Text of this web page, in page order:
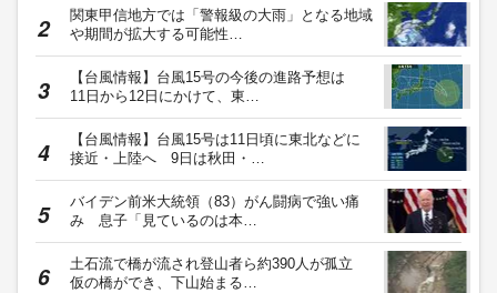
関東甲信地方では「警報級の大雨」となる地域
や期間が拡大する可能性…
【台風情報】台風15号の今後の進路予想は
11日から12日にかけて、東…
【台風情報】台風15号は11日頃に東北などに
接近・上陸へ 9日は秋田・…
バイデン前米大統領（83）がん闘病で強い痛
み 息子「見ているのは本…
土石流で橋が流され登山者ら約390人が孤立
仮の橋ができ、下山始まる…